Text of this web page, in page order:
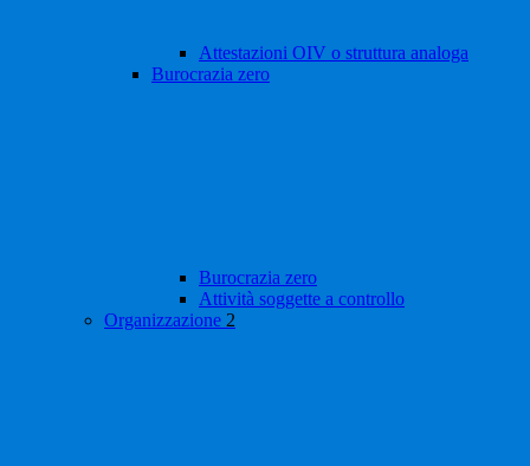
Attestazioni OIV o struttura analoga
Burocrazia zero
Burocrazia zero
Attività soggette a controllo
Organizzazione 2